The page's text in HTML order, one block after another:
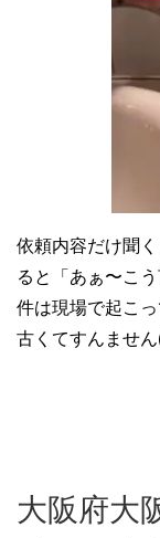
依頼内容だけ聞
ると「あぁ〜こ
件は現場で起こ
古くてすんませ
大阪府大